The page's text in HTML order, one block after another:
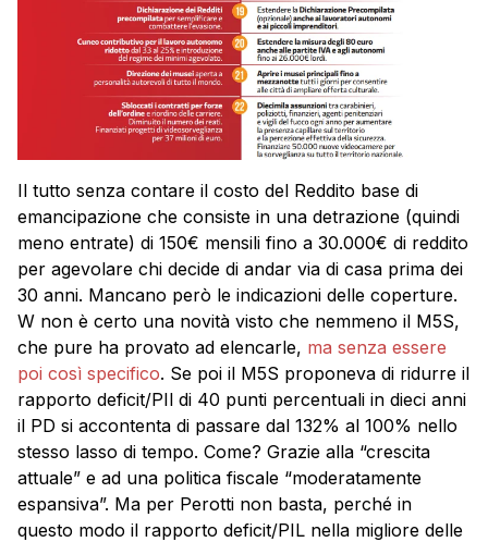
Il tutto senza contare il costo del Reddito base di
emancipazione che consiste in una detrazione (quindi
meno entrate) di 150€ mensili fino a 30.000€ di reddito
per agevolare chi decide di andar via di casa prima dei
30 anni. Mancano però le indicazioni delle coperture.
W non è certo una novità visto che nemmeno il M5S,
che pure ha provato ad elencarle, ma senza essere
poi così specifico. Se poi il M5S proponeva di ridurre il
rapporto deficit/PIl di 40 punti percentuali in dieci anni
il PD si accontenta di passare dal 132% al 100% nello
stesso lasso di tempo. Come? Grazie alla “crescita
attuale” e ad una politica fiscale “moderatamente
espansiva”. Ma per Perotti non basta, perché in
questo modo il rapporto deficit/PIL nella migliore delle